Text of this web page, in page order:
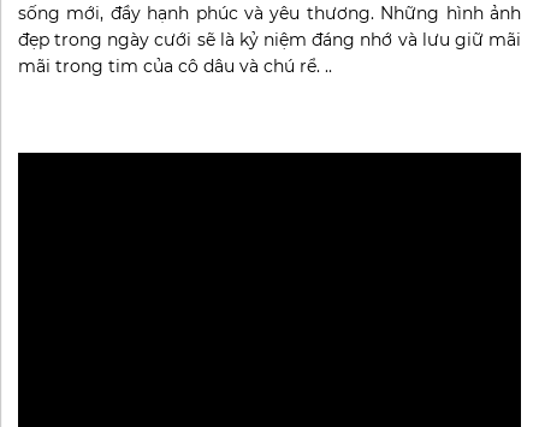
sống mới, đầy hạnh phúc và yêu thương. Những hình ảnh
đẹp trong ngày cưới sẽ là kỷ niệm đáng nhớ và lưu giữ mãi
mãi trong tim của cô dâu và chú rể. ..